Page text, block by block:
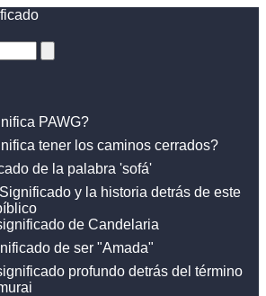
PAWG?
tener los caminos cerrados?
de la palabra 'sofá'
y la historia detrás de este
de Candelaria
de ser "Amada"
profundo detrás del término